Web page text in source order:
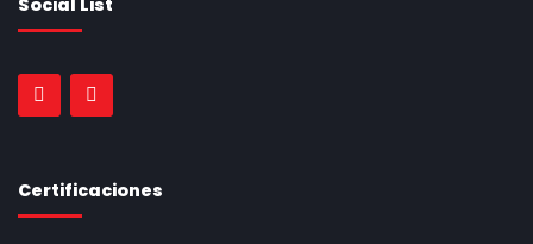
Social List
Certificaciones